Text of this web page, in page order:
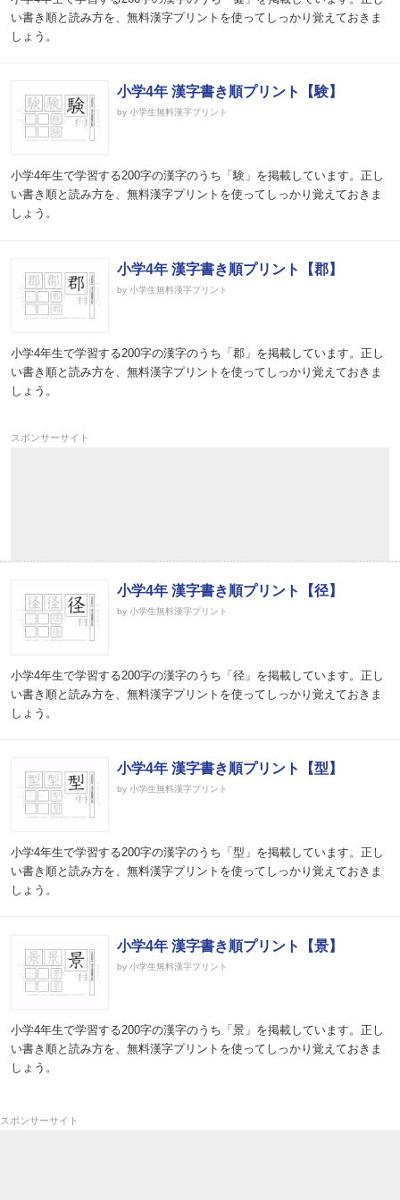
い書き順と読み方を、無料漢字プリントを使ってしっかり覚えておきま
しょう。
小学4年 漢字書き順プリント【験】
by 小学生無料漢字プリント
小学4年生で学習する200字の漢字のうち「験」を掲載しています。正し
い書き順と読み方を、無料漢字プリントを使ってしっかり覚えておきま
しょう。
小学4年 漢字書き順プリント【郡】
by 小学生無料漢字プリント
小学4年生で学習する200字の漢字のうち「郡」を掲載しています。正し
い書き順と読み方を、無料漢字プリントを使ってしっかり覚えておきま
しょう。
スポンサーサイト
小学4年 漢字書き順プリント【径】
by 小学生無料漢字プリント
小学4年生で学習する200字の漢字のうち「径」を掲載しています。正し
い書き順と読み方を、無料漢字プリントを使ってしっかり覚えておきま
しょう。
小学4年 漢字書き順プリント【型】
by 小学生無料漢字プリント
小学4年生で学習する200字の漢字のうち「型」を掲載しています。正し
い書き順と読み方を、無料漢字プリントを使ってしっかり覚えておきま
しょう。
小学4年 漢字書き順プリント【景】
by 小学生無料漢字プリント
小学4年生で学習する200字の漢字のうち「景」を掲載しています。正し
い書き順と読み方を、無料漢字プリントを使ってしっかり覚えておきま
しょう。
スポンサーサイト